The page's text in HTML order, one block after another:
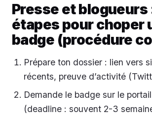
Presse et blogueurs
étapes pour choper
badge (procédure
Prépare ton dossier : lien vers
récents, preuve d’activité
Demande le badge sur le
(deadline : souvent 2-3